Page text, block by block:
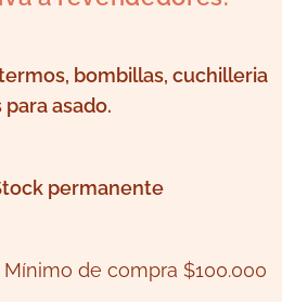
bombillas, cuchilleria
asado.
permanente
de compra $100.000